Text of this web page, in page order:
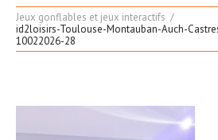
Jeux gonflables et jeux interactifs
id2loisirs-Toulouse-Montauban-Auch-
10022026-28